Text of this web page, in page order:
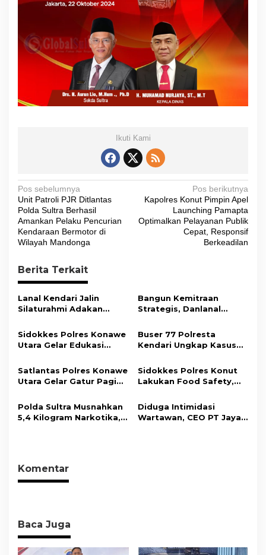
Ikuti Kami
N
a
v
i
a
s
i
o
Pos sebelumnya
Unit Patroli PJR Ditlantas
Polda Sultra Berhasil
Amankan Pelaku Pencurian
Kendaraan Bermotor di
Wilayah Mandonga
Pos berikutnya
Kapolres Konut Pimpin Apel
Launching Pamapta
Optimalkan Pelayanan Publik
Cepat, Responsif
Berkeadilan
Berita Terkait
Lanal Kendari Jalin
Silaturahmi Adakan
Bersama Insan Pers.
Bangun Kemitraan
Strategis, Danlanal
Wujudkan Informasi
Objektif dan Berimbang
Sidokkes Polres Konawe
Utara Gelar Edukasi
Koroner, Tingkatkan
Kesadaran Personel
akan Pentingnya Hidup
Buser 77 Polresta
Kendari Ungkap Kasus
Hasil Curian Berhasil
Diamankan
Satlantas Polres Konawe
Utara Gelar Gatur Pagi
Ciptakan Kamseltibcar
Lantas dan Pelayanan
Masyarakat
Sidokkes Polres Konut
Lakukan Food Safety,
Memenuhi Standar
Keamanan Dan Layak
Polda Sultra Musnahkan
5,4 Kilogram Narkotika,
Diduga Intimidasi
Wartawan, CEO PT Jaya
Komentar
Baca Juga